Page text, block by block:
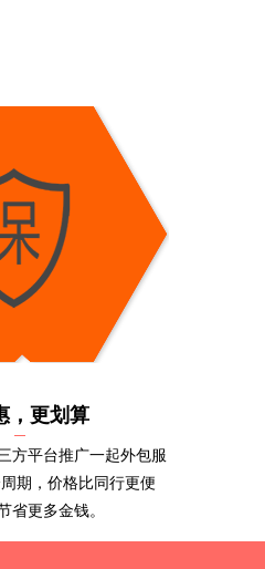
，更划算
方平台推广一起外包服
期，价格比同行更便
省更多金钱。